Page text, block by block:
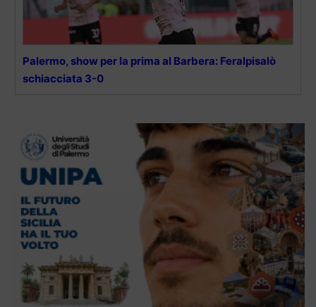
Palermo, show per la prima al Barbera: Feralpisalò
schiacciata 3-0